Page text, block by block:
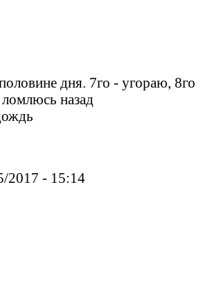
дня. 7го - угораю, 8го
назад
2017 - 15:14